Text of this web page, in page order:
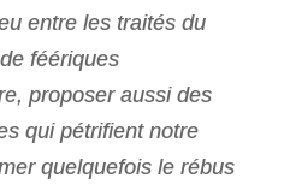
entre les traités du
féériques
proposer aussi des
qui pétrifient notre
quelquefois le rébus